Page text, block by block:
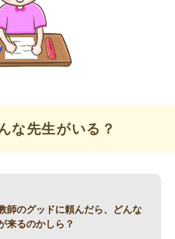
な先生がいる？
師のグッドに頼んだら、どんな
来るのかしら？